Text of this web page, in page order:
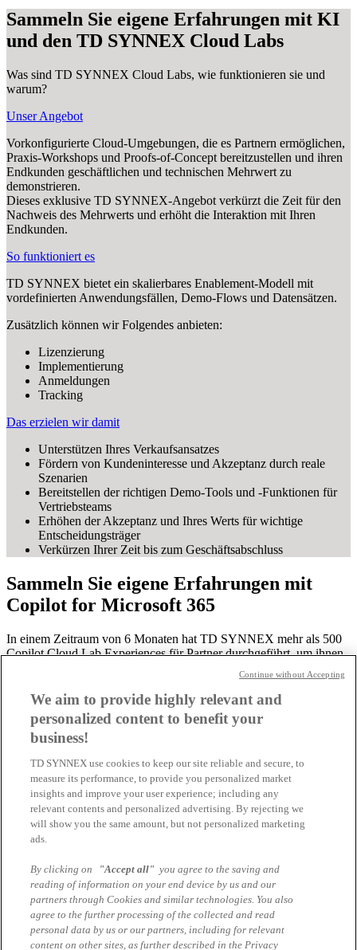
Sammeln Sie eigene Erfahrungen mit KI
und den TD SYNNEX Cloud Labs
Was sind TD SYNNEX Cloud Labs, wie funktionieren sie und
warum?
Unser Angebot
Vorkonfigurierte Cloud-Umgebungen, die es Partnern ermöglichen,
Praxis-Workshops und Proofs-of-Concept bereitzustellen und ihren
Endkunden geschäftlichen und technischen Mehrwert zu
demonstrieren.
Dieses exklusive TD SYNNEX-Angebot verkürzt die Zeit für den
Nachweis des Mehrwerts und erhöht die Interaktion mit Ihren
Endkunden.
So funktioniert es
TD SYNNEX bietet ein skalierbares Enablement-Modell mit
vordefinierten Anwendungsfällen, Demo-Flows und Datensätzen.
Zusätzlich können wir Folgendes anbieten:
Lizenzierung
Implementierung
Anmeldungen
Tracking
Das erzielen wir damit
Unterstützen Ihres Verkaufsansatzes
Fördern von Kundeninteresse und Akzeptanz durch reale
Szenarien
Bereitstellen der richtigen Demo-Tools und -Funktionen für
Vertriebsteams
Erhöhen der Akzeptanz und Ihres Werts für wichtige
Entscheidungsträger
Verkürzen Ihrer Zeit bis zum Geschäftsabschluss
Sammeln Sie eigene Erfahrungen mit
Copilot for Microsoft 365
In einem Zeitraum von 6 Monaten hat TD SYNNEX mehr als 500
Copilot Cloud Lab Experiences für Partner durchgeführt, um ihnen
Maßgeschneiderte Konfiguration
Eine praxisrelevante Copilot-Erfahrung
Partner-Demo-Training
4-stündige Session, durchgeführt von unseren regionalen
Expertenteams
Buchungssystem
Terminen
Support
Ein Mitglied des TD SYNNEX-Expertenteams vor Ort wird an
Ihrer ersten Demo teilnehmen
We aim to provide highly relevant and
personalized content to benefit your
business!
TD SYNNEX use cookies to keep our site reliable and secure, to
measure its performance, to provide you personalized market
insights and improve your user experience; including any
relevant contents and personalized advertising. By rejecting we
will show you the same amount, but not personalized marketing
ads.
By clicking on "Accept all" you agree to the saving and
reading of information on your end device by us and our
partners through Cookies and similar technologies. You also
agree to the further processing of the collected and read
personal data by us or our partners, including for relevant
content on other sites, as further described in the Privacy
Continue without Accepting